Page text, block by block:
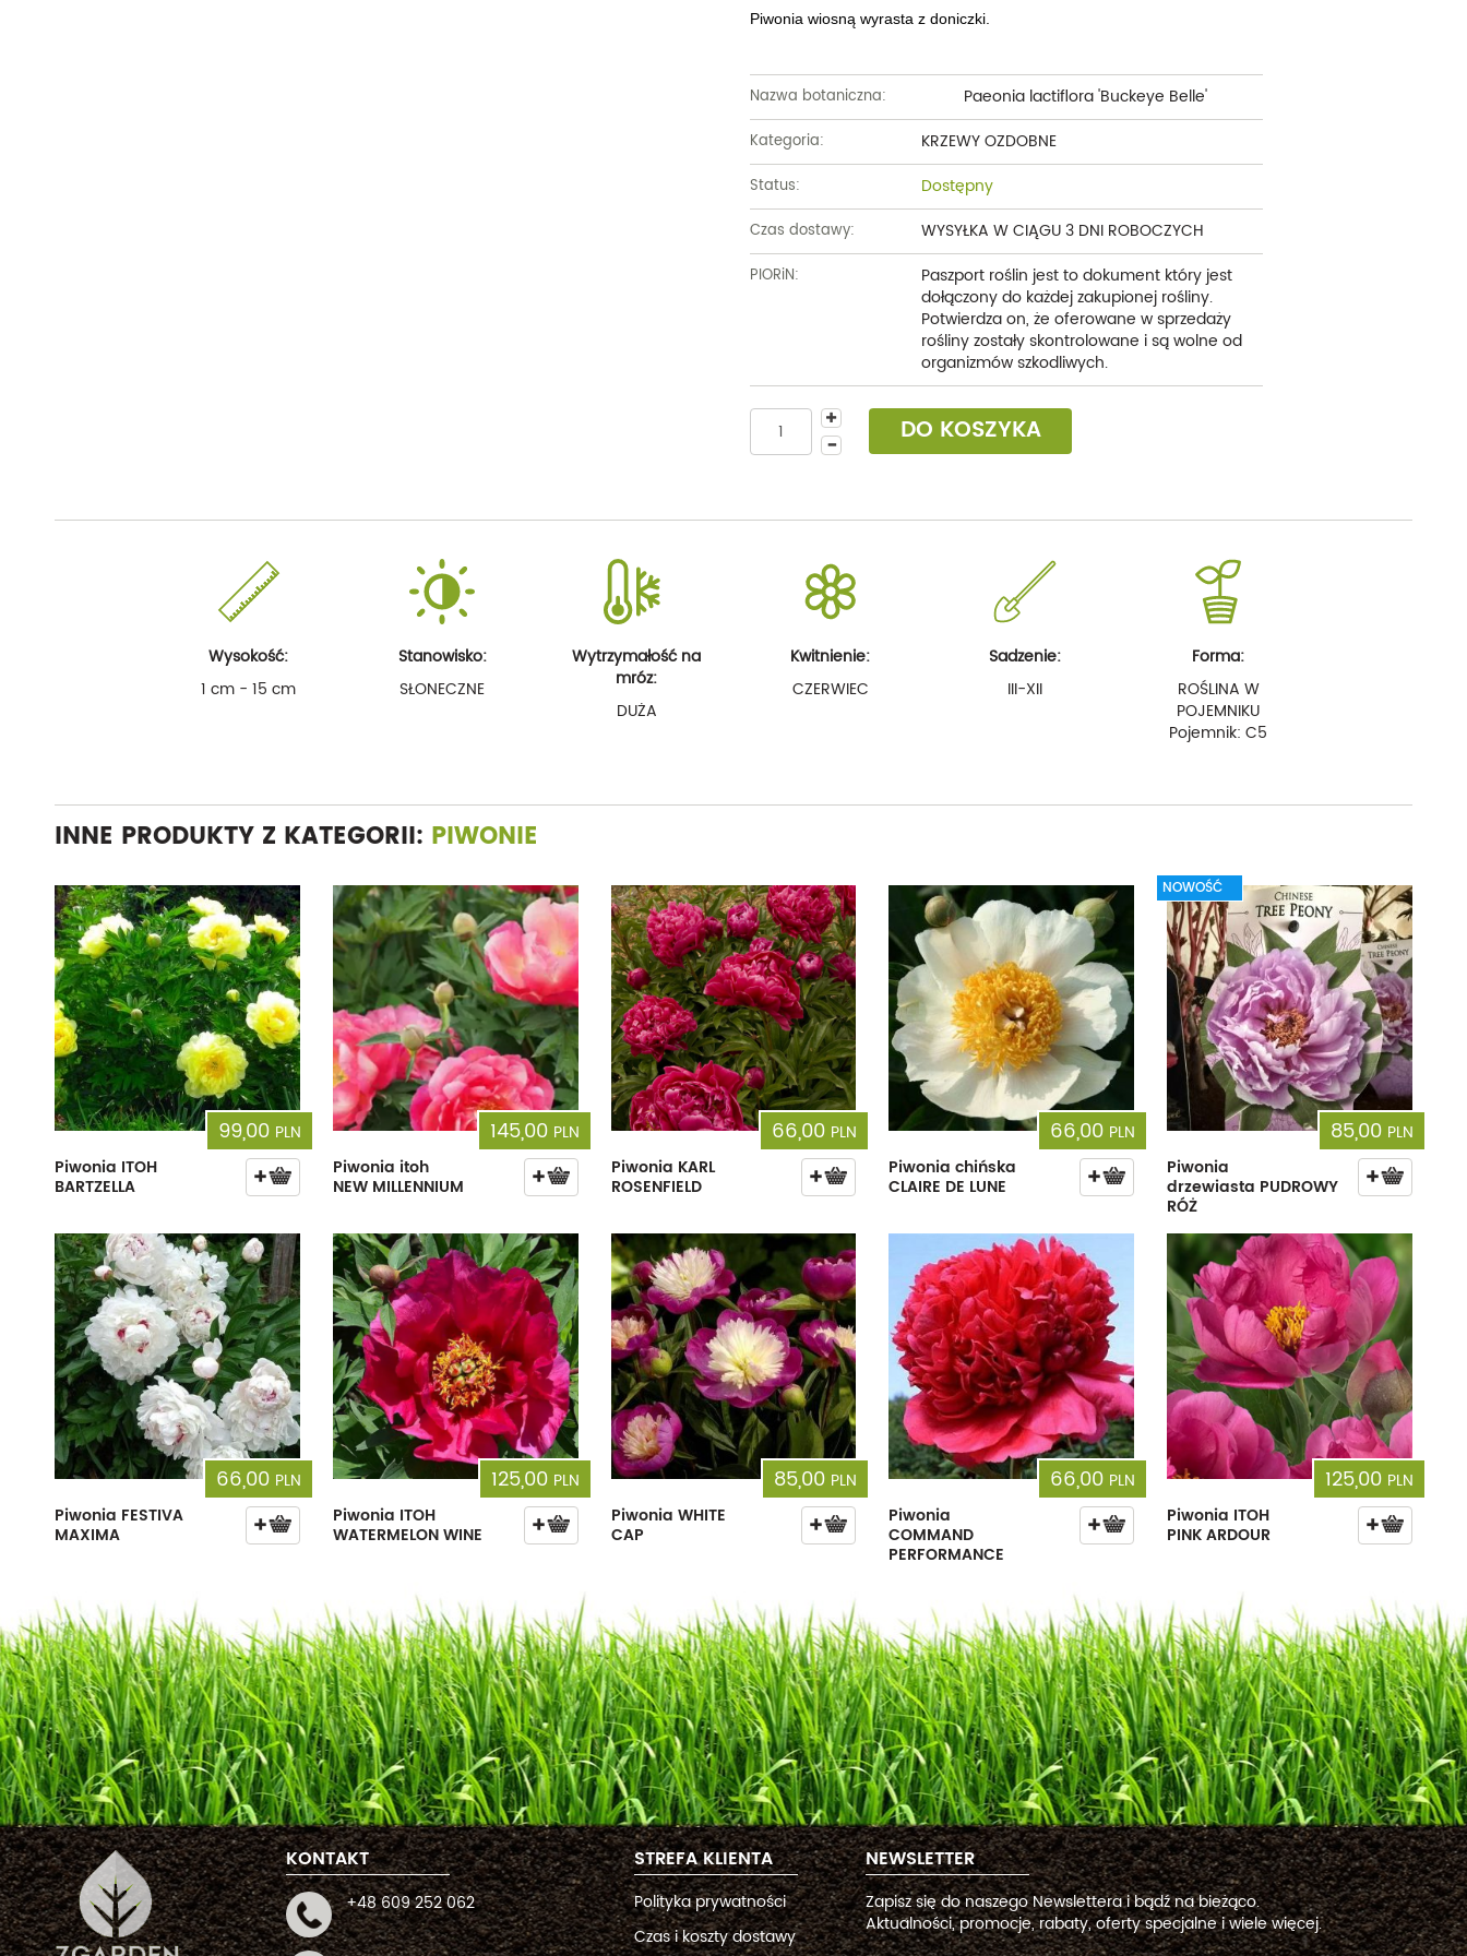
Piwonia wiosną wyrasta z doniczki.
Nazwa botaniczna: Paeonia lactiflora 'Buckeye Belle'
Kategoria: KRZEWY OZDOBNE
Status: Dostępny
Czas dostawy: WYSYŁKA W CIĄGU 3 DNI ROBOCZYCH
PIORiN:
Paszport roślin jest to dokument który jest
dołączony do każdej zakupionej rośliny.
Potwierdza on, że oferowane w sprzedaży
rośliny zostały skontrolowane i są wolne od
organizmów szkodliwych.
DO KOSZYKA
Wysokość:
1 cm - 15 cm
Stanowisko:
SŁONECZNE
Wytrzymałość na
mróz:
DUŻA
Kwitnienie:
CZERWIEC
Sadzenie:
III-XII
Forma:
ROŚLINA W
POJEMNIKU
Pojemnik: C5
INNE PRODUKTY Z KATEGORII: PIWONIE
99,00 PLN
Piwonia ITOH
BARTZELLA
145,00 PLN
Piwonia itoh
NEW MILLENNIUM
66,00 PLN
Piwonia KARL
ROSENFIELD
66,00 PLN
Piwonia chińska
CLAIRE DE LUNE
NOWOŚĆ
85,00 PLN
Piwonia
drzewiasta PUDROWY
RÓŻ
66,00 PLN
Piwonia FESTIVA
MAXIMA
125,00 PLN
Piwonia ITOH
WATERMELON WINE
85,00 PLN
Piwonia WHITE
CAP
66,00 PLN
Piwonia
COMMAND
PERFORMANCE
125,00 PLN
Piwonia ITOH
PINK ARDOUR
KONTAKT
+48 609 252 062
STREFA KLIENTA
Polityka prywatności
Czas i koszty dostawy
NEWSLETTER
Zapisz się do naszego Newslettera i bądź na bieżąco.
Aktualności, promocje, rabaty, oferty specjalne i wiele więcej.